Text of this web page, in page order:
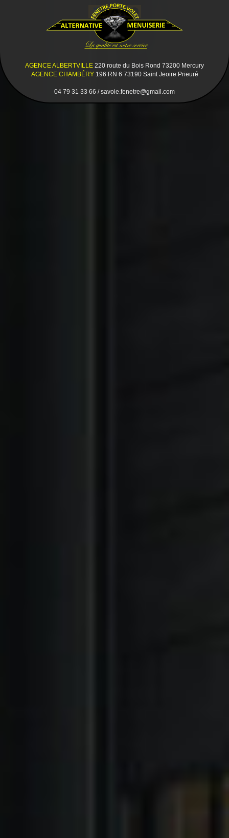
AGENCE ALBERTVILLE 220 route du Bois Rond 73200 Mercury
AGENCE CHAMBÉRY196 RN 6 73190 Saint Jeoire Prieuré
04 79 31 33 66 / savoie.fenetre@gmail.com